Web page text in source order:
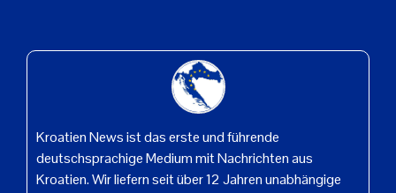
Kroatien News ist das erste und führende
deutschsprachige Medium mit Nachrichten aus
Kroatien. Wir liefern seit über 12 Jahren unabhängige